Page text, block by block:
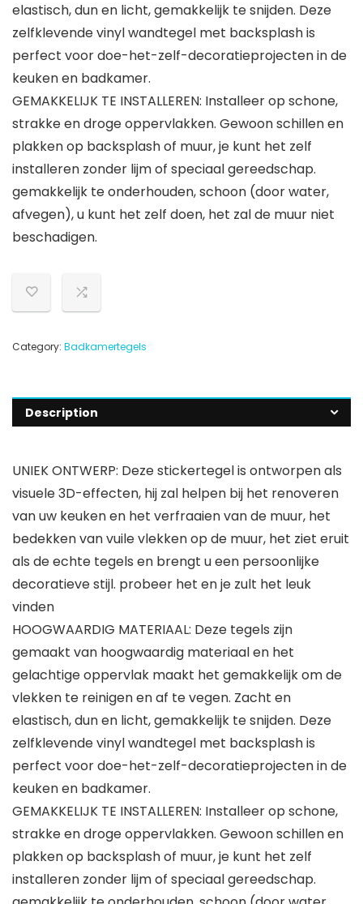
elastisch, dun en licht, gemakkelijk te snijden. Deze
zelfklevende vinyl wandtegel met backsplash is
perfect voor doe-het-zelf-decoratieprojecten in de
keuken en badkamer.
GEMAKKELIJK TE INSTALLEREN: Installeer op schone,
strakke en droge oppervlakken. Gewoon schillen en
plakken op backsplash of muur, je kunt het zelf
installeren zonder lijm of speciaal gereedschap.
gemakkelijk te onderhouden, schoon (door water,
afvegen), u kunt het zelf doen, het zal de muur niet
beschadigen.
Category: Badkamertegels
Description
UNIEK ONTWERP: Deze stickertegel is ontworpen als
visuele 3D-effecten, hij zal helpen bij het renoveren
van uw keuken en het verfraaien van de muur, het
bedekken van vuile vlekken op de muur, het ziet eruit
als de echte tegels en brengt u een persoonlijke
decoratieve stijl. probeer het en je zult het leuk
vinden
HOOGWAARDIG MATERIAAL: Deze tegels zijn
gemaakt van hoogwaardig materiaal en het
gelachtige oppervlak maakt het gemakkelijk om de
vlekken te reinigen en af ​​te vegen. Zacht en
elastisch, dun en licht, gemakkelijk te snijden. Deze
zelfklevende vinyl wandtegel met backsplash is
perfect voor doe-het-zelf-decoratieprojecten in de
keuken en badkamer.
GEMAKKELIJK TE INSTALLEREN: Installeer op schone,
strakke en droge oppervlakken. Gewoon schillen en
plakken op backsplash of muur, je kunt het zelf
installeren zonder lijm of speciaal gereedschap.